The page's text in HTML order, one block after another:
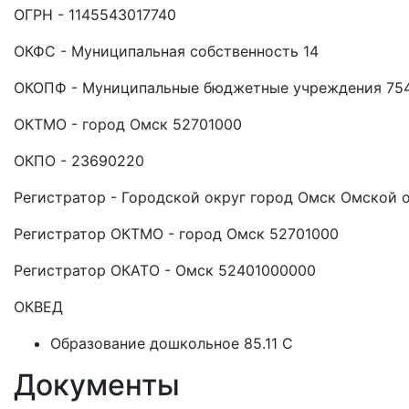
ОГРН - 1145543017740
ОКФС - Муниципальная собственность 14
ОКОПФ - Муниципальные бюджетные учреждения
ОКТМО - город Омск 52701000
ОКПО - 23690220
Регистратор - Городской округ город Омск Омской
Регистратор ОКТМО - город Омск 52701000
Регистратор ОКАТО - Омск 52401000000
ОКВЕД
Образование дошкольное 85.11 C
Документы